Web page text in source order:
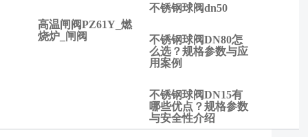
高温闸阀PZ61Y_燃
烧炉_闸阀
不锈钢球阀dn50
不锈钢球阀DN80怎
么选？规格参数与应
用案例
不锈钢球阀DN15有
哪些优点？规格参数
与安全性介绍